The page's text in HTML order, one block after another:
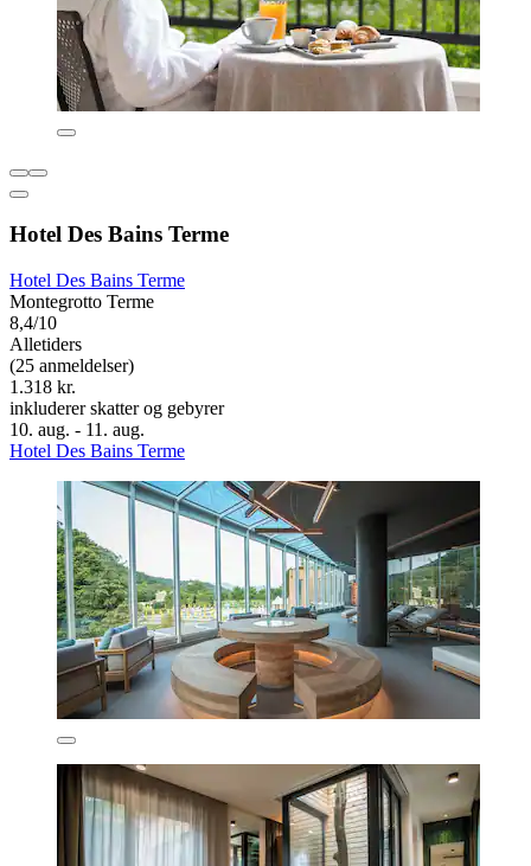
Hotel Des Bains Terme
Hotel Des Bains Terme
Montegrotto Terme
8,4/10
Alletiders
(25 anmeldelser)
1.318 kr.
inkluderer skatter og gebyrer
10. aug. - 11. aug.
Hotel Des Bains Terme